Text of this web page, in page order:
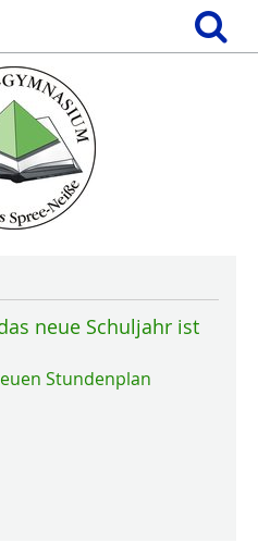
neue Schuljahr ist
Stundenplan